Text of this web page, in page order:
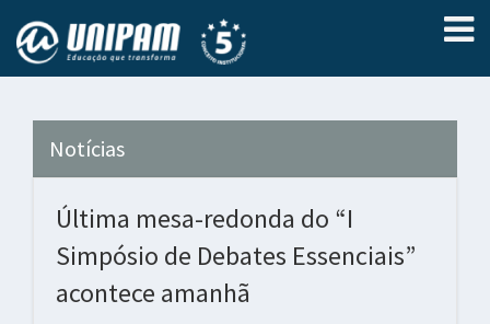
Notícias
Última mesa-redonda do “I
Simpósio de Debates Essenciais”
acontece amanhã